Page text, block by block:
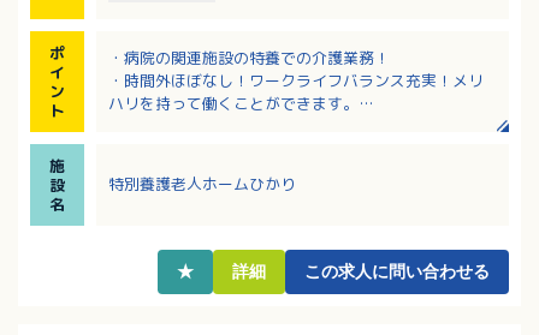
ポ
イ
ン
ト
・病院の関連施設の特養での介護業務！
・時間外ほぼなし！ワークライフバランス充実！メリ
ハリを持って働くことができます。
・育児に伴う出勤日や就業時間の変更、学校行事や子
供の病気等の急な休み相談可能。
施
設
名
特別養護老人ホームひかり
★ 詳細 この求人に問い合わせる